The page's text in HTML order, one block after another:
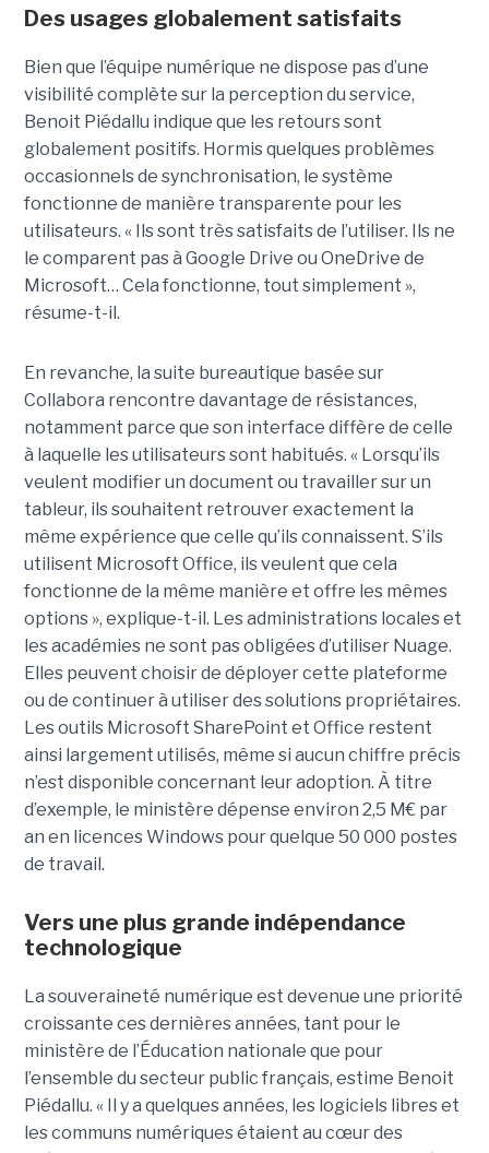
Des usages globalement satisfaits
Bien que l’équipe numérique ne dispose pas d’une
visibilité complète sur la perception du service,
Benoit Piédallu indique que les retours sont
globalement positifs. Hormis quelques problèmes
occasionnels de synchronisation, le système
fonctionne de manière transparente pour les
utilisateurs. « Ils sont très satisfaits de l’utiliser. Ils ne
le comparent pas à Google Drive ou OneDrive de
Microsoft… Cela fonctionne, tout simplement »,
résume-t-il.
En revanche, la suite bureautique basée sur
Collabora rencontre davantage de résistances,
notamment parce que son interface diffère de celle
à laquelle les utilisateurs sont habitués. « Lorsqu’ils
veulent modifier un document ou travailler sur un
tableur, ils souhaitent retrouver exactement la
même expérience que celle qu’ils connaissent. S’ils
utilisent Microsoft Office, ils veulent que cela
fonctionne de la même manière et offre les mêmes
options », explique-t-il. Les administrations locales et
les académies ne sont pas obligées d’utiliser Nuage.
Elles peuvent choisir de déployer cette plateforme
ou de continuer à utiliser des solutions propriétaires.
Les outils Microsoft SharePoint et Office restent
ainsi largement utilisés, même si aucun chiffre précis
n’est disponible concernant leur adoption. À titre
d’exemple, le ministère dépense environ 2,5 M€ par
an en licences Windows pour quelque 50 000 postes
de travail.
Vers une plus grande indépendance
technologique
La souveraineté numérique est devenue une priorité
croissante ces dernières années, tant pour le
ministère de l’Éducation nationale que pour
l’ensemble du secteur public français, estime Benoit
Piédallu. « Il y a quelques années, les logiciels libres et
les communs numériques étaient au cœur des